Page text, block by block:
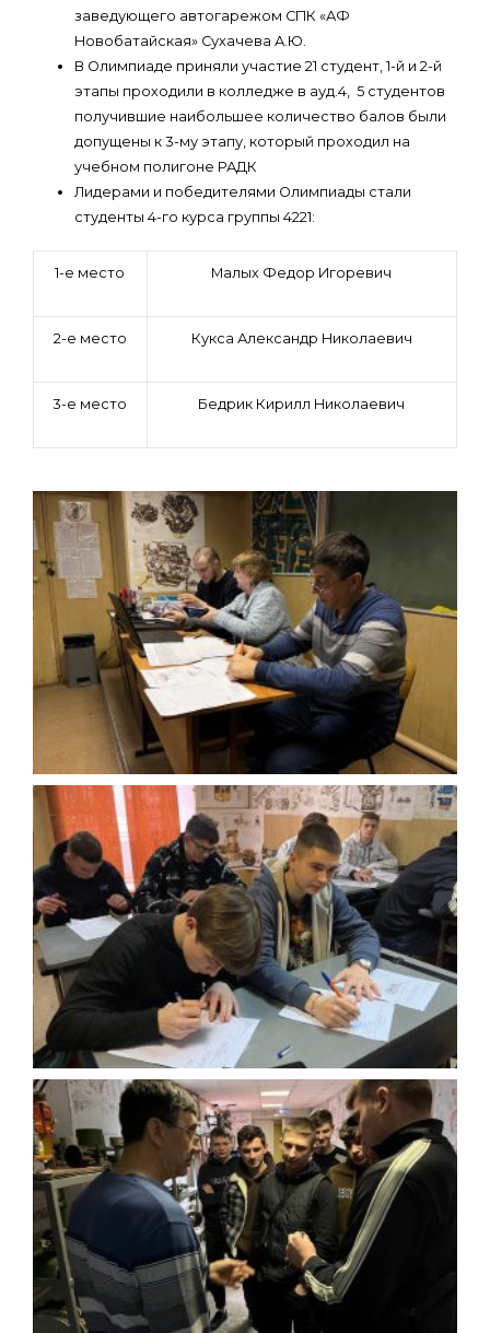
заведующего автогарежом СПК «АФ
Новобатайская» Сухачева А.Ю.
В Олимпиаде приняли участие 21 студент, 1-й и 2-й
этапы проходили в колледже в ауд.4, 5 студентов
получившие наибольшее количество балов были
допущены к 3-му этапу, который проходил на
учебном полигоне РАДК
Лидерами и победителями Олимпиады стали
студенты 4-го курса группы 4221:
1-е место Малых Федор Игоревич
2-е место Кукса Александр Николаевич
3-е место Бедрик Кирилл Николаевич